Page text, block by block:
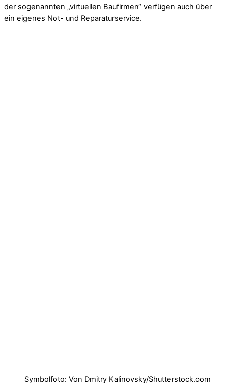
der sogenannten „virtuellen Baufirmen“ verfügen auch über
ein eigenes Not- und Reparaturservice.
Symbolfoto: Von Dmitry Kalinovsky/Shutterstock.com